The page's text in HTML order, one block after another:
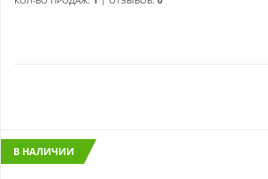
В НАЛИЧИИ